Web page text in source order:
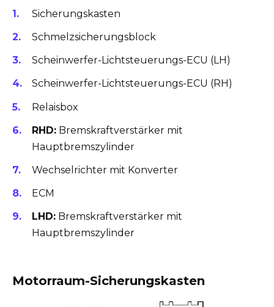
Sicherungskasten
Schmelzsicherungsblock
Scheinwerfer-Lichtsteuerungs-ECU (LH)
Scheinwerfer-Lichtsteuerungs-ECU (RH)
Relaisbox
RHD: Bremskraftverstärker mit
Hauptbremszylinder
Wechselrichter mit Konverter
ECM
LHD: Bremskraftverstärker mit
Hauptbremszylinder
Motorraum-Sicherungskasten